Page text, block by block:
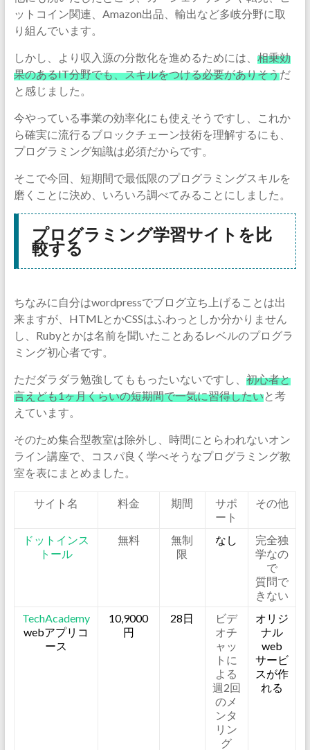
ットコイン関連、Amazon出品、輸出など多岐分野に取
り組んでいます。
しかし、より収入源の分散化を進めるためには、 相乗効
果のあるIT分野でも、スキルをつける必要がありそうだ
と感じました。
今やっている事業の効率化にも使えそうですし、これか
ら確実に流行るブロックチェーン技術を理解するにも、
プログラミング知識は必須だからです。
そこで今回、短期間で最低限のプログラミングスキルを
磨くことに決め、いろいろ調べてみることにしました。
プログラミング学習サイトを比
較する
ちなみに自分はwordpressでブログ立ち上げることは出
来ますが、HTMLとかCSSはふわっとしか分かりません
し、Rubyとかは名前を聞いたことあるレベルのプログラ
ミング初心者です。
ただダラダラ勉強してももったいないですし、 初心者と
言えども1ヶ月くらいの短期間で一気に習得したいと考
えています。
そのため集合型教室は除外し、時間にとらわれないオン
ライン講座で、コスパ良く学べそうなプログラミング教
室を表にまとめました。
サイト名 料金 期間
サポ
ート
その他
ドットインス
トール
無料
無制
限
なし
完全独
学なの
で
質問で
きない
TechAcademy
webアプリコ
ース
10,9000
円
28日
ビデ
オチ
ャッ
トに
よる
週2回
のメ
ンタ
リン
グ
オリジ
ナル
web
サービ
スが作
れる